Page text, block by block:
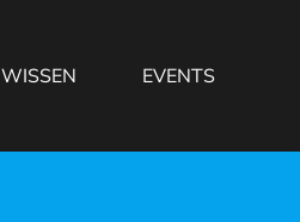
WISSEN EVENTS